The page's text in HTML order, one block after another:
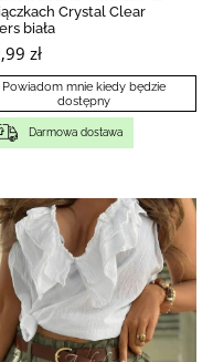
Crystal Clear
biała
zł
Powiadom mnie kiedy będzie
dostępny
Darmowa dostawa